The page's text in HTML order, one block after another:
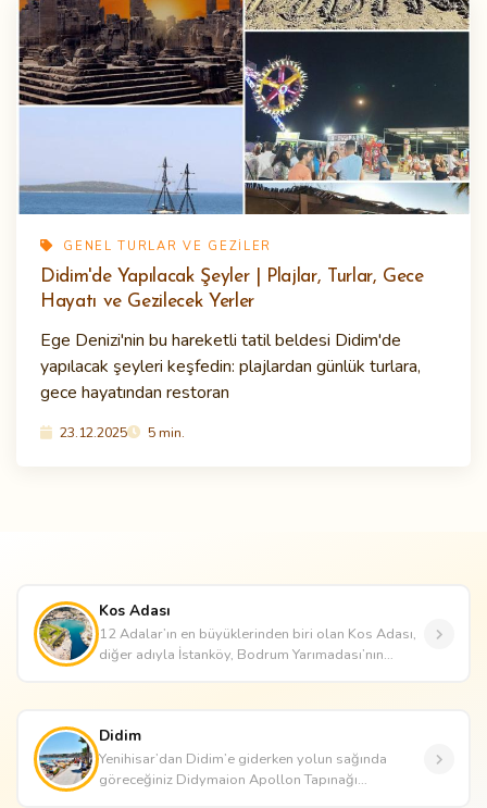
GENEL TURLAR VE GEZILER
Didim'de Yapılacak Şeyler | Plajlar, Turlar, Gece
Hayatı ve Gezilecek Yerler
Ege Denizi'nin bu hareketli tatil beldesi Didim'de
yapılacak şeyleri keşfedin: plajlardan günlük turlara,
gece hayatından restoran
23.12.2025 5 min.
Kos Adası
12 Adalar’ın en büyüklerinden biri olan Kos Adası,
diğer adıyla İstanköy, Bodrum Yarımadası’nın
Didim
Yenihisar’dan Didim’e giderken yolun sağında
göreceğiniz Didymaion Apollon Tapınağı